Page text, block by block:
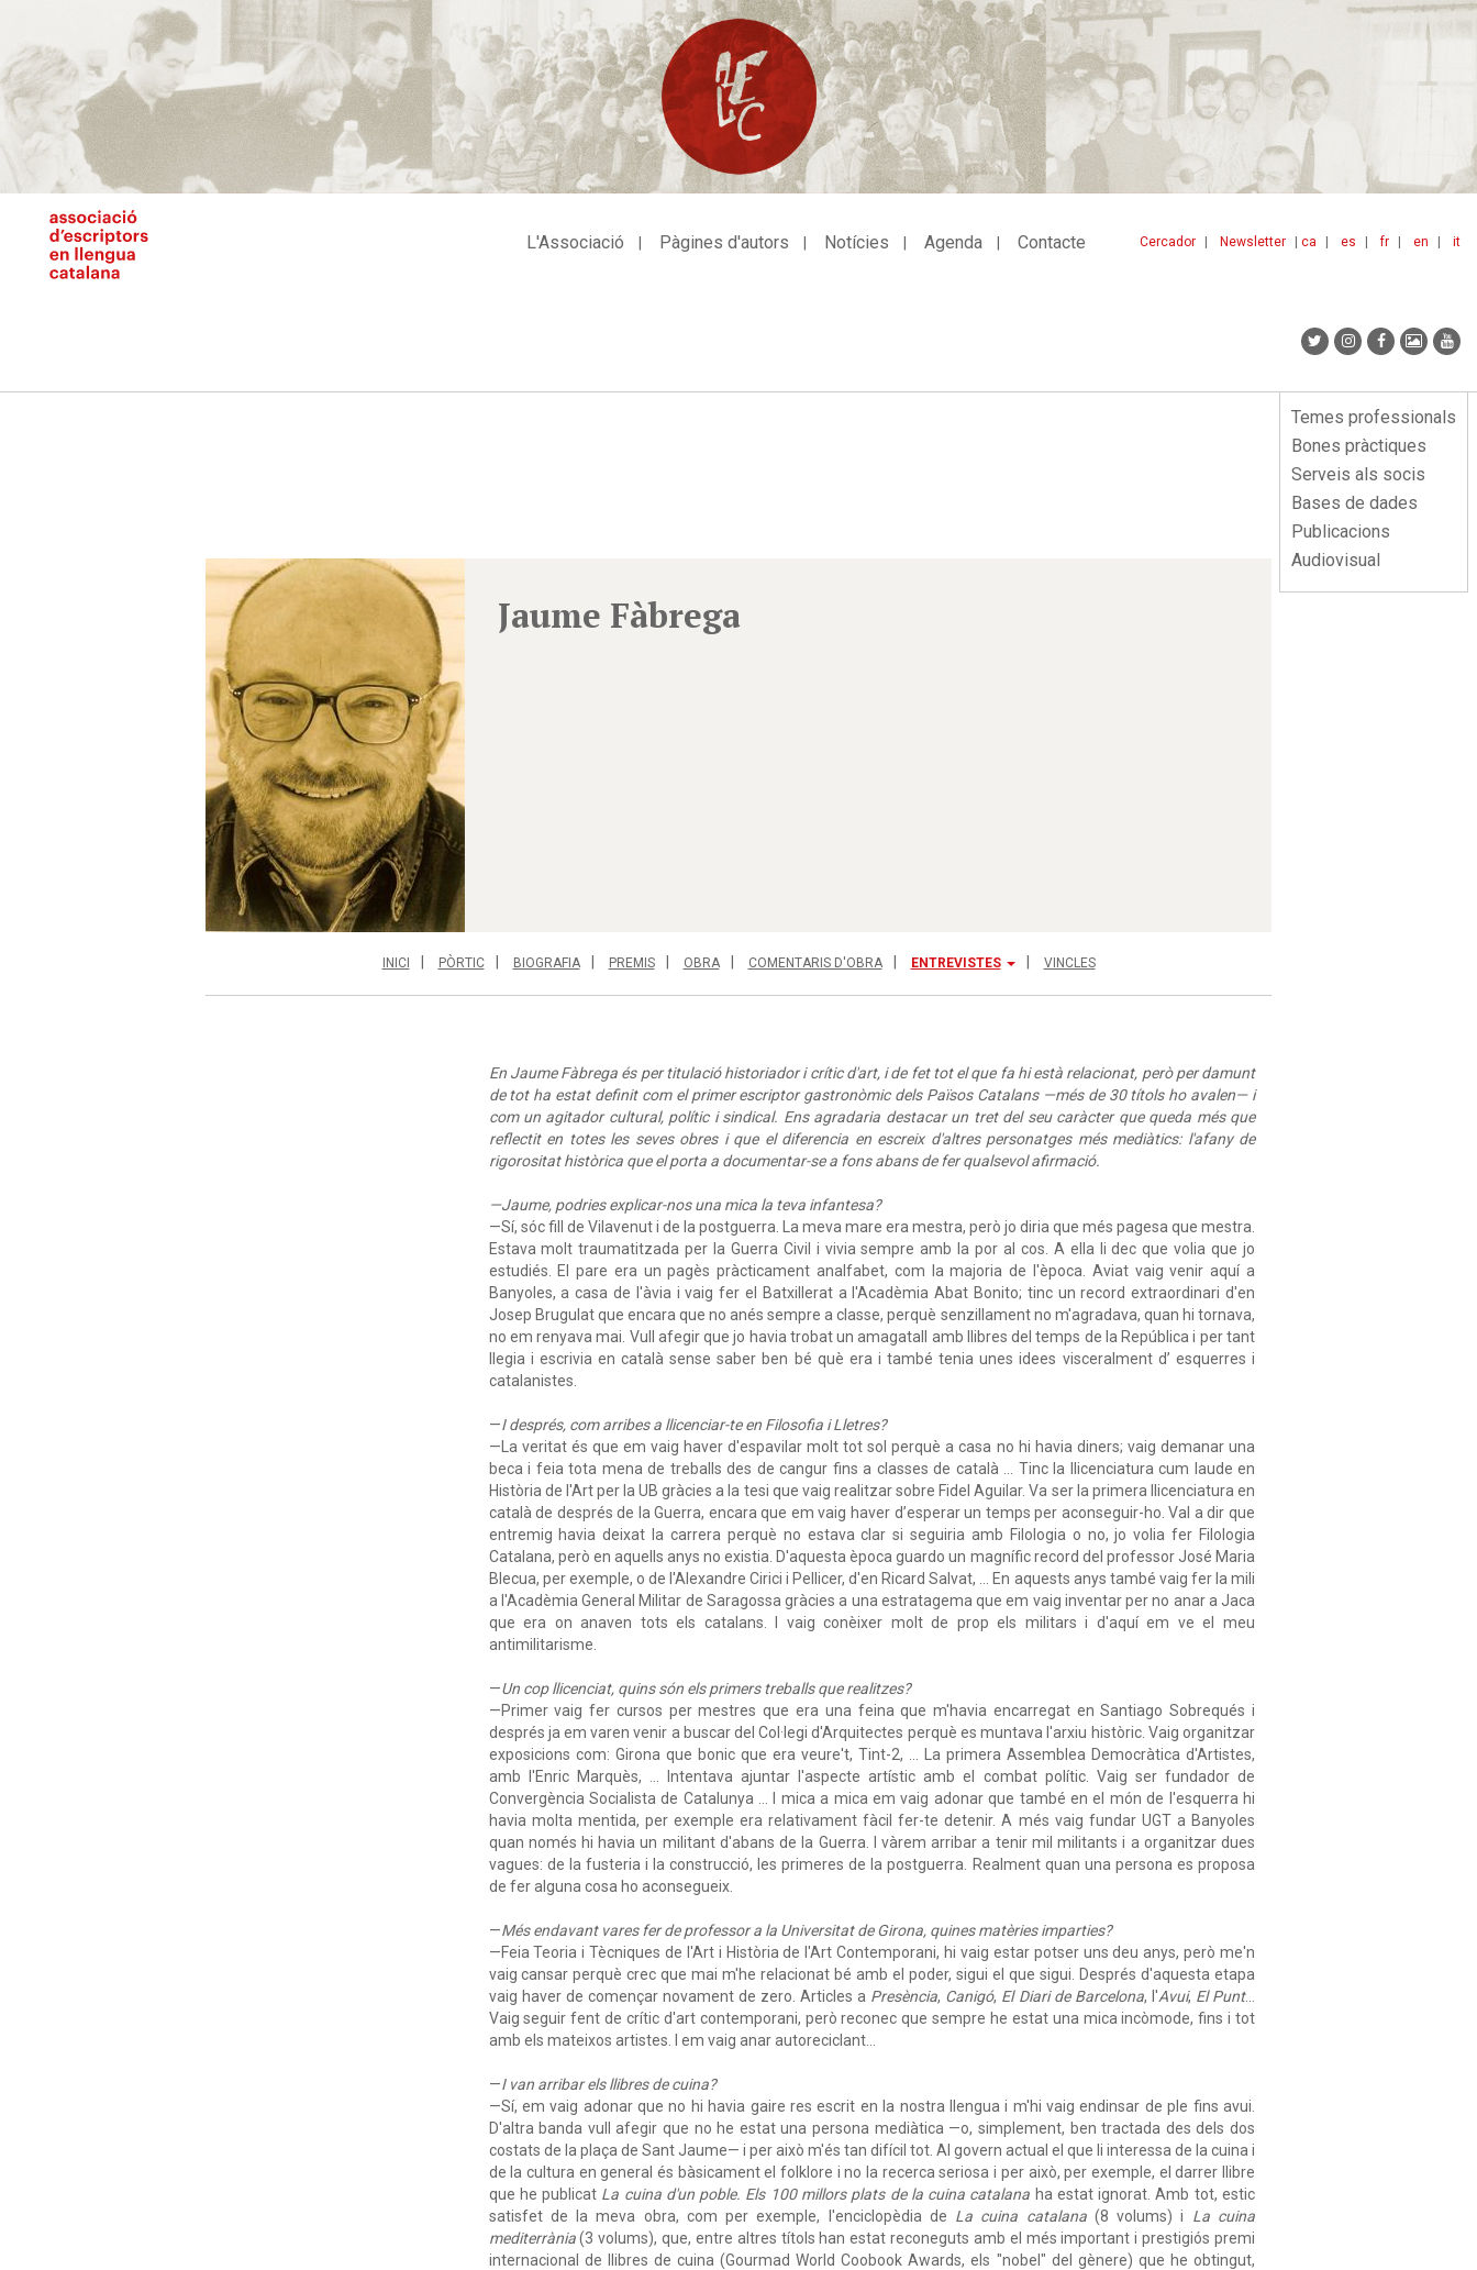
contingut
ca es fr en it
Cercador Newsletter
L'Associació Pàgines d'autors Notícies Agenda Contacte
Menu
lateral
Temes professionals
Bones pràctiques
Serveis als socis
Bases de dades
Publicacions
Audiovisual
Jaume Fàbrega
INICI PÒRTIC BIOGRAFIA PREMIS OBRA COMENTARIS D'OBRA ENTREVISTES VINCLES
En Jaume Fàbrega és per titulació historiador i crític d'art, i de fet tot el que fa hi està relacionat, però per damunt
de tot ha estat definit com el primer escriptor gastronòmic dels Països Catalans —més de 30 títols ho avalen— i
com un agitador cultural, polític i sindical. Ens agradaria destacar un tret del seu caràcter que queda més que
reflectit en totes les seves obres i que el diferencia en escreix d'altres personatges més mediàtics: l'afany de
rigorositat històrica que el porta a documentar-se a fons abans de fer qualsevol afirmació.
—Jaume, podries explicar-nos una mica la teva infantesa?
—Sí, sóc fill de Vilavenut i de la postguerra. La meva mare era mestra, però jo diria que més pagesa que mestra.
Estava molt traumatitzada per la Guerra Civil i vivia sempre amb la por al cos. A ella li dec que volia que jo
estudiés. El pare era un pagès pràcticament analfabet, com la majoria de l'època. Aviat vaig venir aquí a
Banyoles, a casa de l'àvia i vaig fer el Batxillerat a l'Acadèmia Abat Bonito; tinc un record extraordinari d'en
Josep Brugulat que encara que no anés sempre a classe, perquè senzillament no m'agradava, quan hi tornava,
no em renyava mai. Vull afegir que jo havia trobat un amagatall amb llibres del temps de la República i per tant
llegia i escrivia en català sense saber ben bé què era i també tenia unes idees visceralment d’ esquerres i
catalanistes.
—I després, com arribes a llicenciar-te en Filosofia i Lletres?
—La veritat és que em vaig haver d'espavilar molt tot sol perquè a casa no hi havia diners; vaig demanar una
beca i feia tota mena de treballs des de cangur fins a classes de català ... Tinc la llicenciatura cum laude en
Història de l'Art per la UB gràcies a la tesi que vaig realitzar sobre Fidel Aguilar. Va ser la primera llicenciatura en
català de després de la Guerra, encara que em vaig haver d’esperar un temps per aconseguir-ho. Val a dir que
entremig havia deixat la carrera perquè no estava clar si seguiria amb Filologia o no, jo volia fer Filologia
Catalana, però en aquells anys no existia. D'aquesta època guardo un magnífic record del professor José Maria
Blecua, per exemple, o de l'Alexandre Cirici i Pellicer, d'en Ricard Salvat, ... En aquests anys també vaig fer la mili
a l'Acadèmia General Militar de Saragossa gràcies a una estratagema que em vaig inventar per no anar a Jaca
que era on anaven tots els catalans. I vaig conèixer molt de prop els militars i d'aquí em ve el meu
antimilitarisme.
—Un cop llicenciat, quins són els primers treballs que realitzes?
—Primer vaig fer cursos per mestres que era una feina que m'havia encarregat en Santiago Sobrequés i
després ja em varen venir a buscar del Col·legi d'Arquitectes perquè es muntava l'arxiu històric. Vaig organitzar
exposicions com: Girona que bonic que era veure't, Tint-2, ... La primera Assemblea Democràtica d'Artistes,
amb l'Enric Marquès, ... Intentava ajuntar l'aspecte artístic amb el combat polític. Vaig ser fundador de
Convergència Socialista de Catalunya ... I mica a mica em vaig adonar que també en el món de l'esquerra hi
havia molta mentida, per exemple era relativament fàcil fer-te detenir. A més vaig fundar UGT a Banyoles
quan només hi havia un militant d'abans de la Guerra. I vàrem arribar a tenir mil militants i a organitzar dues
vagues: de la fusteria i la construcció, les primeres de la postguerra. Realment quan una persona es proposa
de fer alguna cosa ho aconsegueix.
—Més endavant vares fer de professor a la Universitat de Girona, quines matèries imparties?
—Feia Teoria i Tècniques de l'Art i Història de l'Art Contemporani, hi vaig estar potser uns deu anys, però me'n
vaig cansar perquè crec que mai m'he relacionat bé amb el poder, sigui el que sigui. Després d'aquesta etapa
vaig haver de començar novament de zero. Articles a Presència, Canigó, El Diari de Barcelona, l'Avui, El Punt...
Vaig seguir fent de crític d'art contemporani, però reconec que sempre he estat una mica incòmode, fins i tot
amb els mateixos artistes. I em vaig anar autoreciclant...
—I van arribar els llibres de cuina?
—Sí, em vaig adonar que no hi havia gaire res escrit en la nostra llengua i m'hi vaig endinsar de ple fins avui.
D'altra banda vull afegir que no he estat una persona mediàtica —o, simplement, ben tractada des dels dos
costats de la plaça de Sant Jaume— i per això m'és tan difícil tot. Al govern actual el que li interessa de la cuina i
de la cultura en general és bàsicament el folklore i no la recerca seriosa i per això, per exemple, el darrer llibre
que he publicat La cuina d'un poble. Els 100 millors plats de la cuina catalana ha estat ignorat. Amb tot, estic
satisfet de la meva obra, com per exemple, l'enciclopèdia de La cuina catalana(8 volums) i La cuina
mediterrània(3 volums), que, entre altres títols han estat reconeguts amb el més important i prestigiós premi
internacional de llibres de cuina (Gourmad World Coobook Awards, els "nobel" del gènere) que he obtingut,